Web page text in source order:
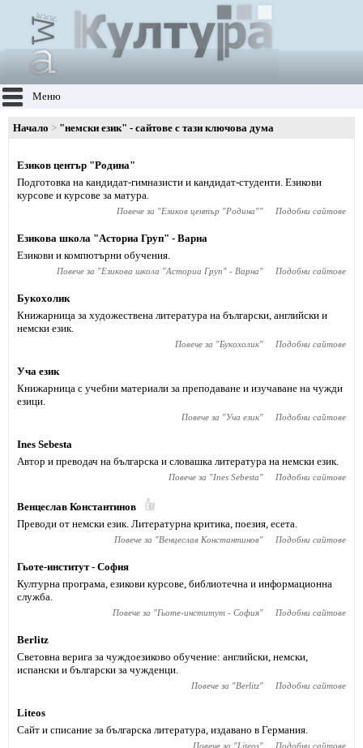
Меню
Начало "немски език" - сайтове с тази ключова дума
Езиков център "Родина"
Подготовка на кандидат-гимназисти и кандидат-студенти. Езикови
курсове и курсове за матура.
Повече за "Езиков център "Родина"" Подобни сайтове
Езикова школа "Асториа Груп" - Варна
Езикови и компютърни обучения.
Повече за "Езикова школа "Асториа Груп" - Варна" Подобни сайтове
Букохолик
Книжарница за художествена литература на български, английски и
немски език.
Повече за "Букохолик" Подобни сайтове
Уча език
Книжарница с учебни материали за преподаване и изучаване на чужди
езици.
Повече за "Уча език" Подобни сайтове
Ines Sebesta
Автор и преводач на българска и словашка литература на немски език.
Повече за "Ines Sebesta" Подобни сайтове
Венцеслав Константинов
Преводи от немски език. Литературна критика, поезия, есета.
Повече за "Венцеслав Константинов" Подобни сайтове
Гьоте-институт - София
Културна програма, езикови курсове, библиотечна и информационна
служба.
Повече за "Гьоте-институт - София" Подобни сайтове
Berlitz
Световна верига за чуждоезиково обучение: английски, немски,
испански и български за чужденци.
Повече за "Berlitz" Подобни сайтове
Liteos
Сайт и списание за българска литература, издавано в Германия.
Повече за "Liteos" Подобни сайтове